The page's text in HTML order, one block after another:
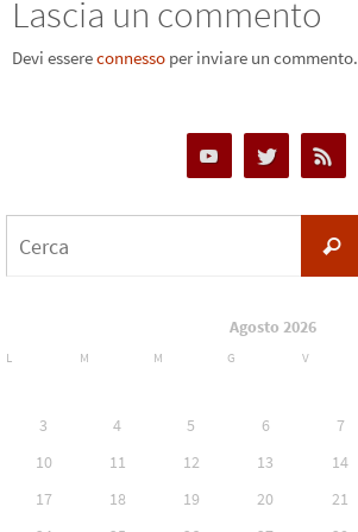
Lascia un commento
Devi essereconnesso per inviare un commento.
Cerca
Agosto 2026
L M M G V
3
4 5 6 7
10
11 12 13 14
17
18 19 20 21